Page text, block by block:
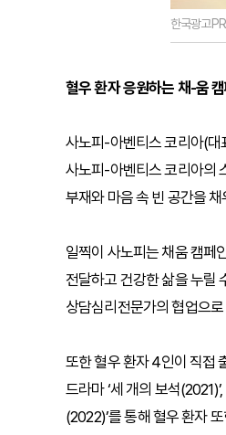
한국광고
혈우 환자 응원하는 채-움
사노피-아벤티스 코리아(대
사노피-아벤티스 코리아의
부재와 마음 속 빈 공간을
일찍이 사노피는 채움 캠페
전달하고 건강한 삶을 누릴
상담심리전문가의 협업으
또한 혈우 환자 4인이 직접
드라마 ‘세 개의 보석
(2022)’를 통해 혈우 환자